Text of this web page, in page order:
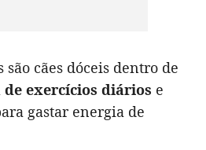
são cães dóceis dentro de
exercícios diários e
gastar energia de